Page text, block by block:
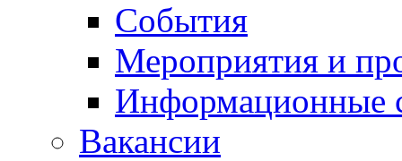
События
Мероприятия и
Информационные
Вакансии